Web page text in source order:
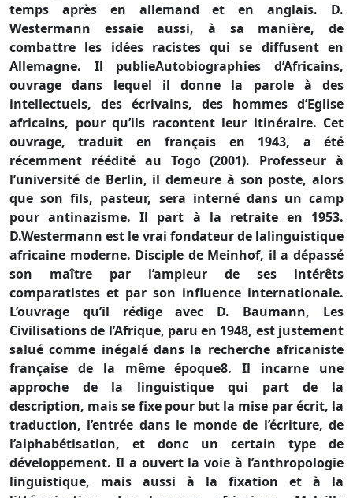
temps après en allemand et en anglais. D.
Westermann essaie aussi, à sa manière, de
combattre les idées racistes qui se diffusent en
Allemagne. Il publieAutobiographies d’Africains,
ouvrage dans lequel il donne la parole à des
intellectuels, des écrivains, des hommes d’Eglise
africains, pour qu’ils racontent leur itinéraire. Cet
ouvrage, traduit en français en 1943, a été
récemment réédité au Togo (2001). Professeur à
l’université de Berlin, il demeure à son poste, alors
que son fils, pasteur, sera interné dans un camp
pour antinazisme. Il part à la retraite en 1953.
D.Westermann est le vrai fondateur de lalinguistique
africaine moderne. Disciple de Meinhof, il a dépassé
son maître par l’ampleur de ses intérêts
comparatistes et par son influence internationale.
L’ouvrage qu’il rédige avec D. Baumann, Les
Civilisations de l’Afrique, paru en 1948, est justement
salué comme inégalé dans la recherche africaniste
française de la même époque8. Il incarne une
approche de la linguistique qui part de la
description, mais se fixe pour but la mise par écrit, la
traduction, l’entrée dans le monde de l’écriture, de
l’alphabétisation, et donc un certain type de
développement. Il a ouvert la voie à l’anthropologie
linguistique, mais aussi à la fixation et à la